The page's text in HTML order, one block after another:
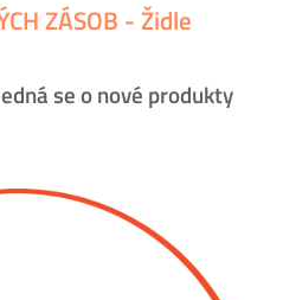
ZÁSOB - Židle
se o nové produkty